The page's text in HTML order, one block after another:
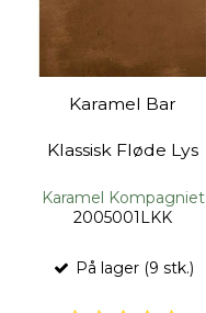
Karamel Bar
Klassisk Fløde Lys
Karamel Kompagniet
2005001LKK
På lager (9 stk.)